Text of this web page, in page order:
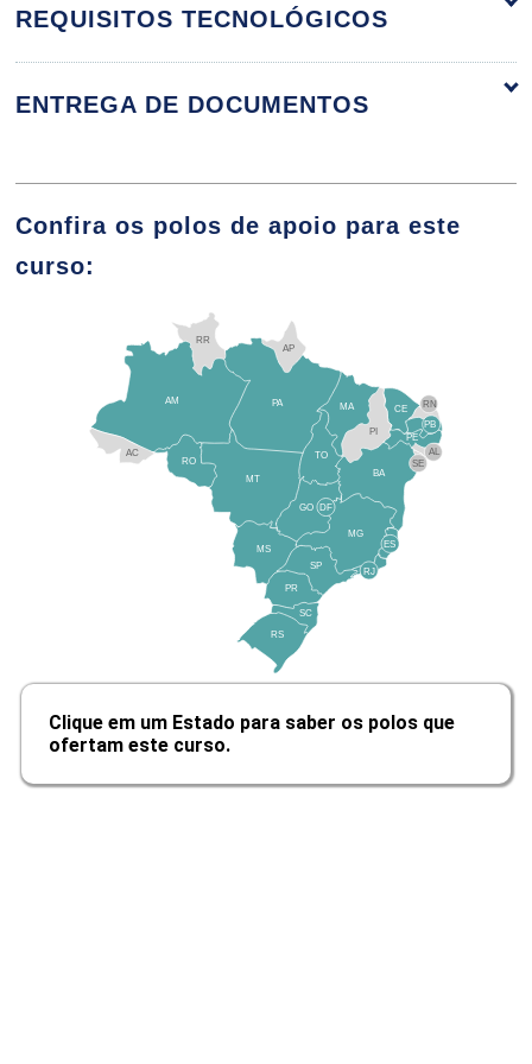
10h
Biossegurança na Estética
10h
Avaliação e Procedimentos Aplicados
REQUISITOS TECNOLÓGICOS
ENTREGA DE DOCUMENTOS
Confira os polos de apoio para este
curso:
TO
BA
SE
PE
AL
RN
CE
PI
MA
AP
PA
RR
AM
AC
RO
MT
MS
GO
PR
SC
RS
SP
MG
RJ
ES
DF
PB
Clique em um Estado para saber os polos que
ofertam este curso.